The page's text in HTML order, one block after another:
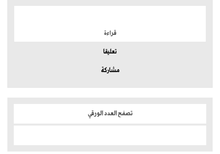
قراءة
تعليقا
مشاركة
تصفح العدد الورقي